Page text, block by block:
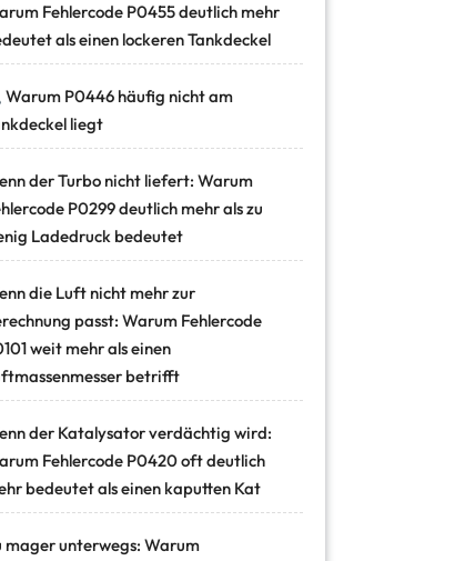
Fehlercode P0455 deutlich mehr
als einen lockeren Tankdeckel
Warum P0446 häufig nicht am
liegt
der Turbo nicht liefert: Warum
P0299 deutlich mehr als zu
Ladedruck bedeutet
die Luft nicht mehr zur
passt: Warum Fehlercode
weit mehr als einen
betrifft
der Katalysator verdächtig wird:
Fehlercode P0420 oft deutlich
bedeutet als einen kaputten Kat
mager unterwegs: Warum